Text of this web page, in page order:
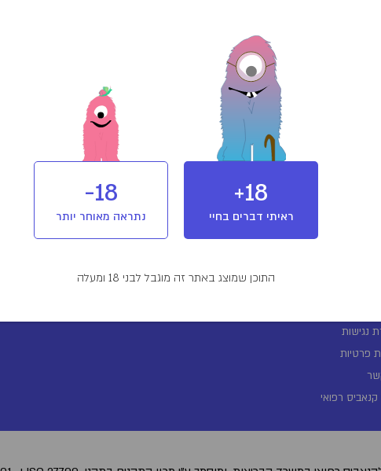
שימוש ואחסנה
יש לאחסן במקום קריר ויבש, בטמפרטורת החדר.
להימנע מחשיפה לאור.
יש להקפיד לאחסן הרחק מהישג ידם של ילדים או כל אדם אשר תרופה זו אינה מיועדת לו.
נגישות
פרטיות
קנאביס רפואי
18+
ראיתי דברים בחיי
18-
נתראה מאוחר יותר
התוכן שמוצג באתר זה מוגבל לבני 18 ומעלה